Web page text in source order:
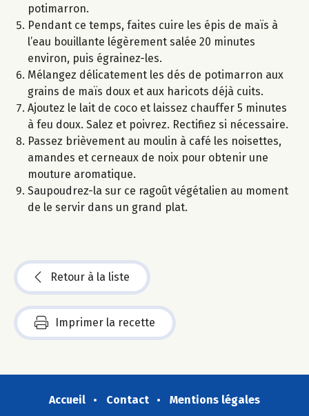
potimarron.
Pendant ce temps, faites cuire les épis de maïs à
l’eau bouillante légèrement salée 20 minutes
environ, puis égrainez-les.
Mélangez délicatement les dés de potimarron aux
grains de maïs doux et aux haricots déjà cuits.
Ajoutez le lait de coco et laissez chauffer 5 minutes
à feu doux. Salez et poivrez. Rectifiez si nécessaire.
Passez brièvement au moulin à café les noisettes,
amandes et cerneaux de noix pour obtenir une
mouture aromatique.
Saupoudrez-la sur ce ragoût végétalien au moment
de le servir dans un grand plat.
Retour à la liste
Imprimer la recette
Accueil Contact
Mentions légales